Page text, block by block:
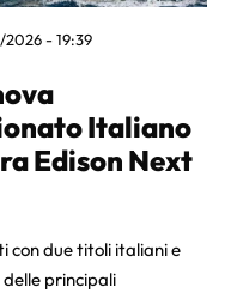
- 19:39
Italiano
Edison Next
con due titoli italiani e
principali